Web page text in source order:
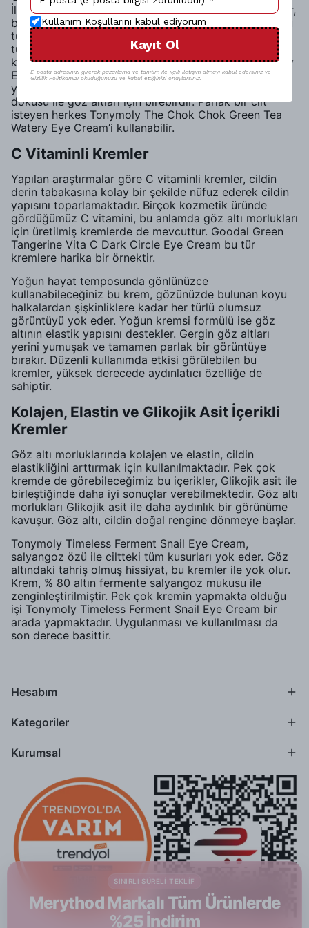
İlk yol tropikal kremlerin kullanılmasıdır. Bu tür kremler,
beyazlatıcı özellikleri içeriğinde bulundurur. Eğer ki bu
tür kremleri kullanıyorsanız yüksek derecede nemi
tutmaya çalışan ürünlerden yana şansınızı
kullanmalısınız. Tonymoly The Chok Green Tea Watery
Eye Cream bu anlamda iyi bir seçenek olacaktır. Kore
yeşil çayı özlü olan bu krem, jel tipi ve yumuşak
dokusu ile göz altları için birebirdir. Parlak bir cilt
isteyen herkes Tonymoly The Chok Chok Green Tea
Watery Eye Cream’i kullanabilir.
C Vitaminli Kremler
Yapılan araştırmalar göre C vitaminli kremler, cildin
derin tabakasına kolay bir şekilde nüfuz ederek cildin
yapısını toparlamaktadır. Birçok kozmetik üründe
gördüğümüz C vitamini, bu anlamda göz altı morlukları
için üretilmiş kremlerde de mevcuttur. Goodal Green
Tangerine Vita C Dark Circle Eye Cream bu tür
kremlere harika bir örnektir.
Yoğun hayat temposunda gönlünüzce
kullanabileceğiniz bu krem, gözünüzde bulunan koyu
halkalardan şişkinliklere kadar her türlü olumsuz
görüntüyü yok eder. Yoğun kremsi formülü ise göz
altının elastik yapısını destekler. Gergin göz altları
yerini yumuşak ve tamamen parlak bir görüntüye
bırakır. Düzenli kullanımda etkisi görülebilen bu
kremler, yüksek derecede aydınlatıcı özelliğe de
sahiptir.
Kolajen, Elastin ve Glikojik Asit İçerikli
Kremler
Göz altı morluklarında kolajen ve elastin, cildin
elastikliğini arttırmak için kullanılmaktadır. Pek çok
kremde de görebileceğimiz bu içerikler, Glikojik asit ile
birleştiğinde daha iyi sonuçlar verebilmektedir. Göz altı
morlukları Glikojik asit ile daha aydınlık bir görünüme
kavuşur. Göz altı, cildin doğal rengine dönmeye başlar.
Tonymoly Timeless Ferment Snail Eye Cream,
salyangoz özü ile ciltteki tüm kusurları yok eder. Göz
altındaki tahriş olmuş hissiyat, bu kremler ile yok olur.
Krem, % 80 altın fermente salyangoz mukusu ile
zenginleştirilmiştir. Pek çok kremin yapmakta olduğu
işi Tonymoly Timeless Ferment Snail Eye Cream bir
arada yapmaktadır. Uygulanması ve kullanılması da
son derece basittir.
Hesabım
Kategoriler
Kurumsal
SINIRLI SÜRELI TEKLIF
Merythod Markalı Tüm Ürünlerde
%25 İndirim
Kullanım Koşullarını kabul ediyorum
Kayıt Ol
E-posta adresinizi girerek pazarlama ve tanıtım ile ilgili iletişim almayı kabul edersiniz ve
Gizlilik Politikamızı okuduğunuzu ve kabul ettiğinizi onaylarsınız.